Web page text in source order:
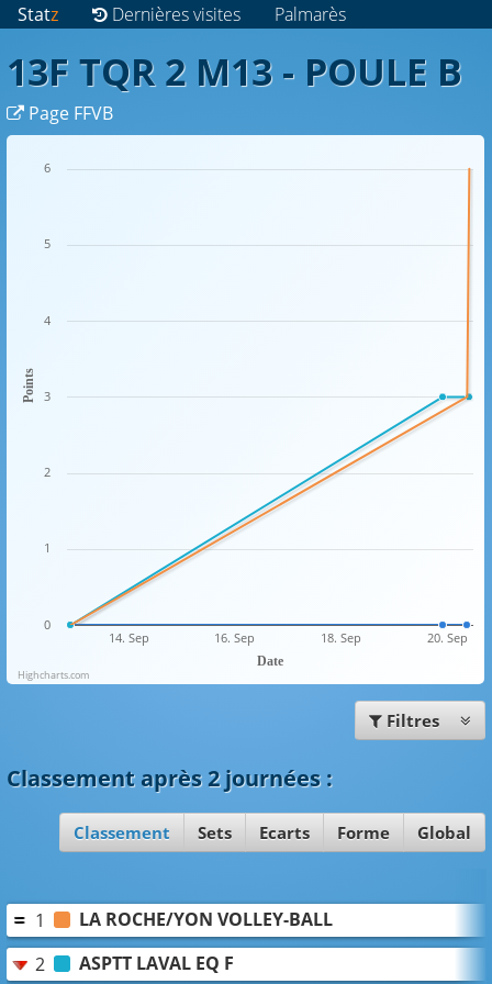
Statz Dernières visites Palmarès
13F TQR 2 M13 - POULE B
Page FFVB
Date
Points
14. Sep 16. Sep 18. Sep 20. Sep
0
1
2
3
4
5
6
Highcharts.com
Filtres
Classement après 2 journées:
Classement Sets Ecarts Forme Global
1
LA ROCHE/YON VOLLEY-BALL
2
ASPTT LAVAL EQ F